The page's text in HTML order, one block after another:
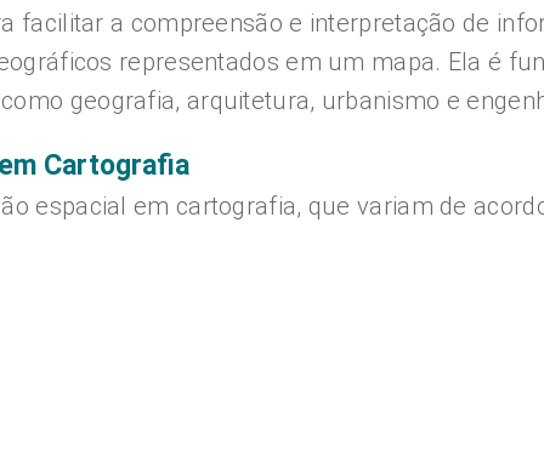
facilitar a compreensão e interpretação de
representados em um mapa. Ela é
geografia, arquitetura, urbanismo e
Cartografia
espacial em cartografia, que variam de